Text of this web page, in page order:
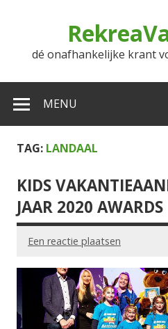
dé onafhankelijke krant
MENU
TAG: LANDAAL
KIDS
JAAR 2020 AWARDS
Een reactie plaatsen